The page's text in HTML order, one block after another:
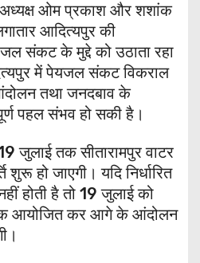
अध्यक्ष ओम प्रकाश और शशांक
आदित्यपुर की
संकट के मुद्दे को उठाता रहा
में पेयजल संकट विकराल
तथा जनदबाव के
पहल संभव हो सकी है।
जुलाई तक सीतारामपुर वाटर
शुरू हो जाएगी। यदि निर्धारित
होती है तो 19 जुलाई को
आयोजित कर आगे के आंदोलन